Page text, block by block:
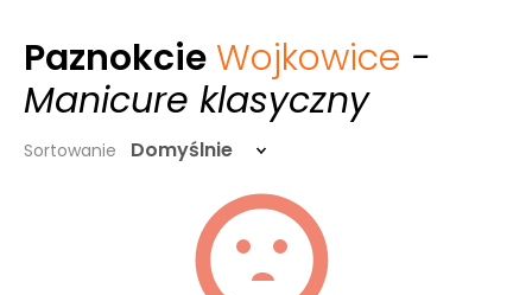
Paznokcie Wojkowice -
Manicure klasyczny
Sortowanie Domyślnie